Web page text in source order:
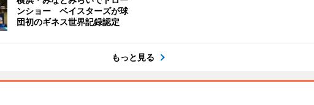
ンショー ベイスターズが球
団初のギネス世界記録認定
もっと見る